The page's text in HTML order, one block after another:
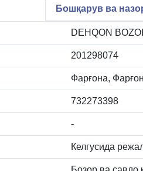
Бошқарув ва
DEHQON
201298074
Фарғона,
732273398
-
Келгусида